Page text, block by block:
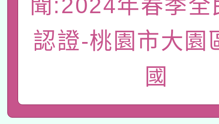
薪期間赴陸應申請許可
轉知經濟部水利署委託
業技術研究院辦理「
用水績優單位及節水達
115年8月22日(星期六
桃園市孔廟祈福系列
開 智慧啟航」
本校115學年度第2次
招甄選結果公告(無人
適應運動共學行動站研
聞:2024年春季全
認證-桃園市大園
國